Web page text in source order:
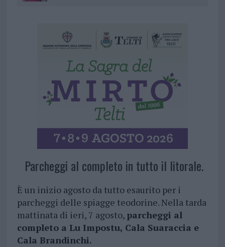
Parcheggi al completo in tutto il litorale.
È un inizio agosto da tutto esaurito per i
parcheggi delle spiagge teodorine. Nella tarda
mattinata di ieri, 7 agosto, parcheggi al
completo a Lu Impostu, Cala Suaraccia e
Cala Brandinchi.